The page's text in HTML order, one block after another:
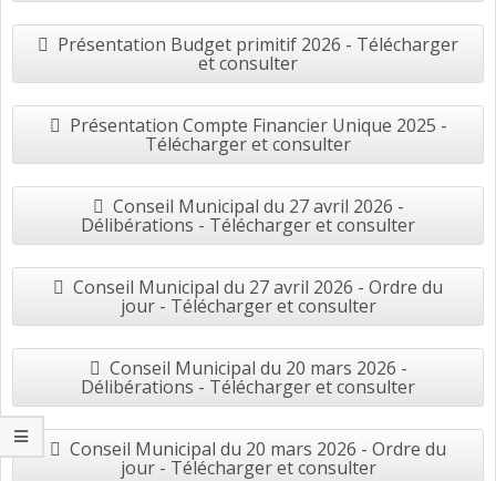
Présentation Budget primitif 2026 - Télécharger
et consulter
Présentation Compte Financier Unique 2025 -
Télécharger et consulter
Conseil Municipal du 27 avril 2026 -
Délibérations - Télécharger et consulter
Conseil Municipal du 27 avril 2026 - Ordre du
jour - Télécharger et consulter
Conseil Municipal du 20 mars 2026 -
Délibérations - Télécharger et consulter
Conseil Municipal du 20 mars 2026 - Ordre du
jour - Télécharger et consulter